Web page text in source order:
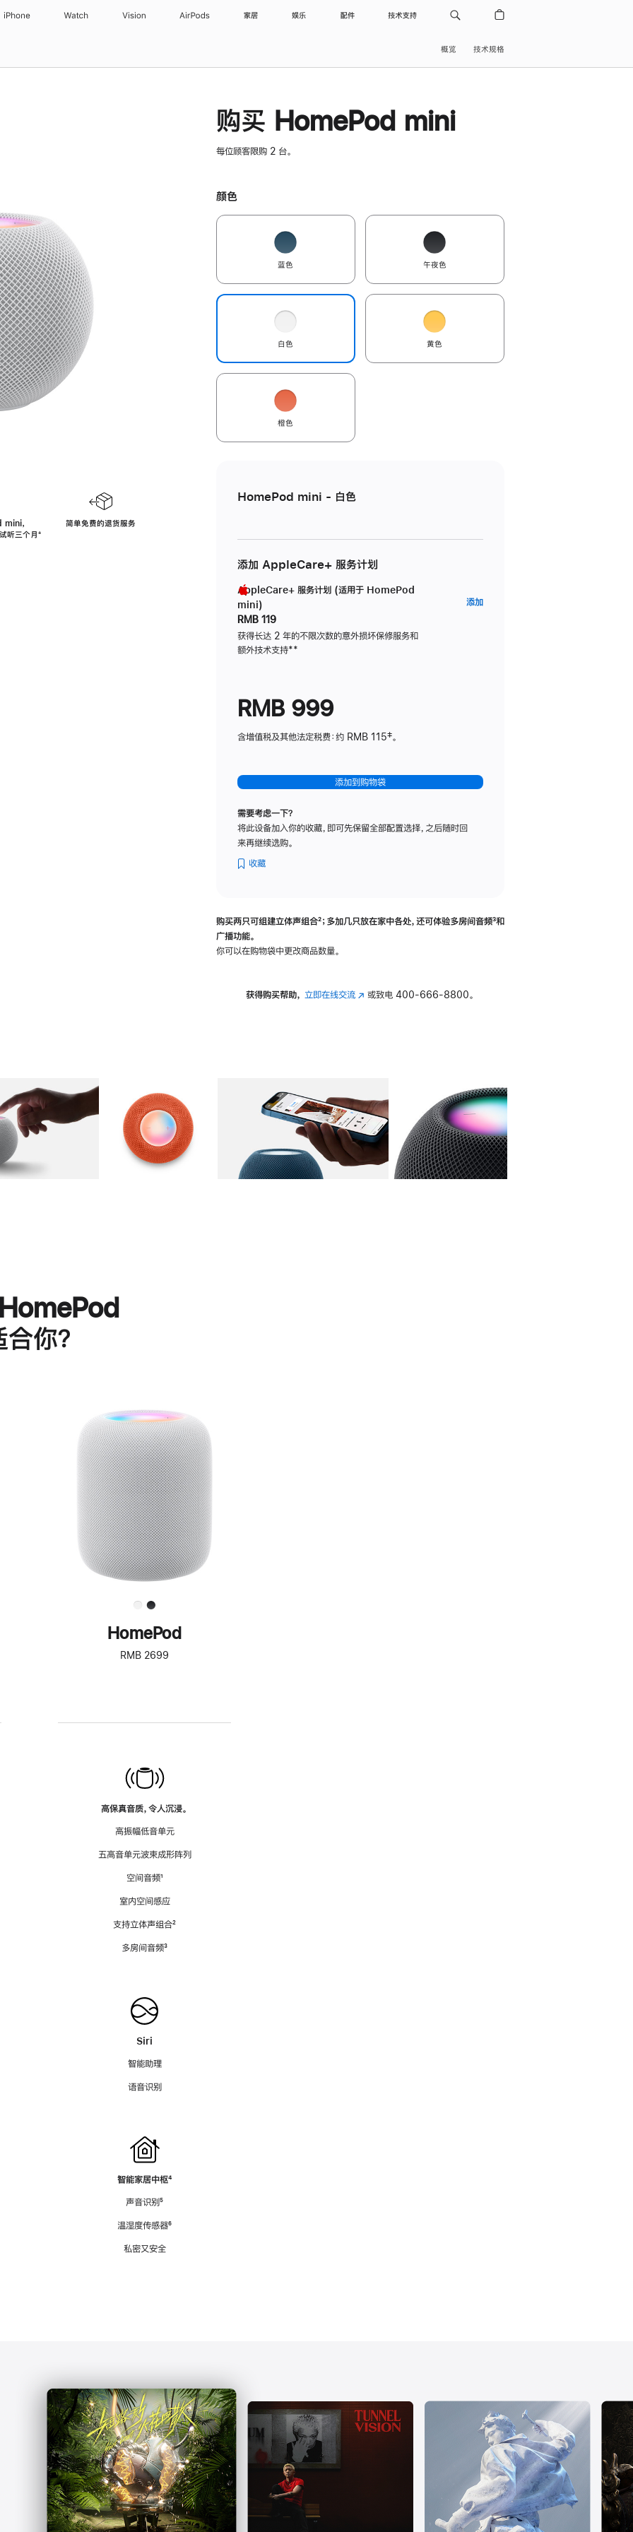
iPhone Watch Vision AirPods 家居 娱乐 配件 技术支持
概览 技术规格
，
听三个月脚
⁺
简单免费的退货服务
购买 HomePod mini
每位顾客限购 2 台。
颜色
蓝色 午夜色
白色 黄色
橙色
HomePod mini - 白色
添加 AppleCare+ 服务计划
AppleCare+ 服务计划 (适用于 HomePod
mini)
RMB 119
获得长达 2 年的不限次数的意外损坏保修服务和
额外技术支持脚
**
添加AppleCare+
RMB 999
含增值税及其他法定税费：约 RMB 115‡。
添加到购物袋
需要考虑一下？
将此设备加入你的收藏，即可先保留全部配置选择，之后随时回
来再继续选购。
收藏
购买两只可组建立体声组合脚
²；多加几只放在家中各处，还可体验多‍房‍间音频脚
³和
广播功能。
你可以在购物袋中更改商品数量。
获得购买帮助， 立即在线交流(在 或致电 400-666-8800。
图库 图像 图库 图像 图库 图像 4 图库 图像 5
你？
进
一
步
了
解
HomePod<
HomePod
RMB 2699
高保真音质，令人沉浸。
高振幅低音单元
五高音单元波束成形阵列
空间音频脚
¹
室内空间感应
支持立体声组合脚
²
多房间音频脚
³
Siri
智能助理
语音识别
智能家居中枢脚
⁴
声音识别脚
⁵
温湿度传感器脚
⁶
私密又安全